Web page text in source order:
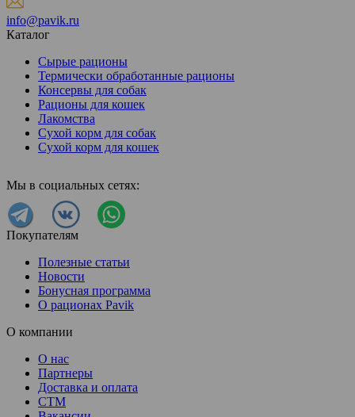
info@pavik.ru
Каталог
Сырые рационы
Термически обработанные рационы
Консервы для собак
Рационы для кошек
Лакомства
Сухой корм для собак
Сухой корм для кошек
Мы в социальных сетях:
Покупателям
Полезные статьи
Новости
Бонусная программа
О рационах Pavik
О компании
О нас
Партнеры
Доставка и оплата
СТМ